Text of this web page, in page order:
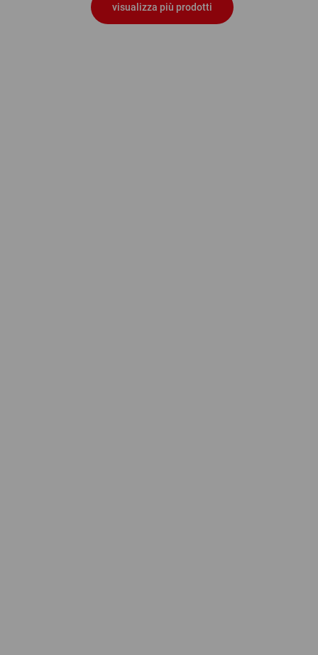
visualizza più prodotti